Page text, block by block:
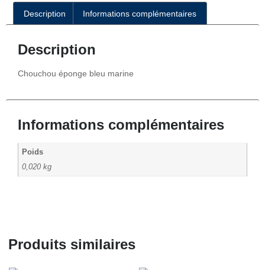
Description Informations complémentaires
Description
Chouchou éponge bleu marine
Informations complémentaires
Poids
0,020 kg
Produits similaires